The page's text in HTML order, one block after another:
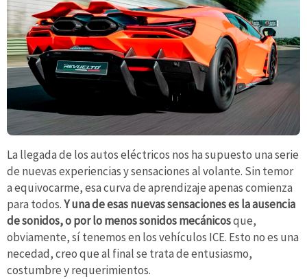
La llegada de los autos eléctricos nos ha supuesto una serie
de nuevas experiencias y sensaciones al volante. Sin temor
a equivocarme, esa curva de aprendizaje apenas comienza
para todos.Y una de esas nuevas sensaciones es la ausencia
de sonidos, o por lo menos sonidos mecánicosque,
obviamente, sí tenemos en los vehículos ICE. Esto no es una
necedad, creo que al final se trata de entusiasmo,
costumbre y requerimientos.